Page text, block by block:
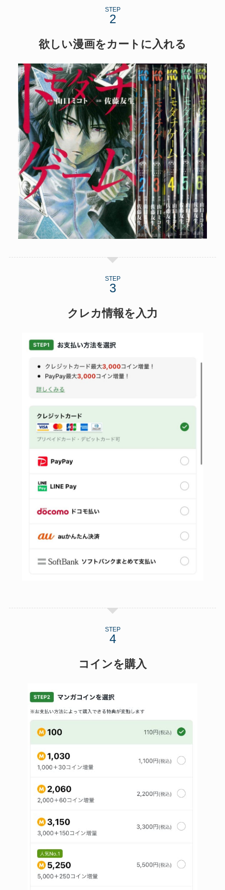
STEP
欲しい漫画をカートに入れる
STEP
クレカ情報を入力
STEP
コインを購入